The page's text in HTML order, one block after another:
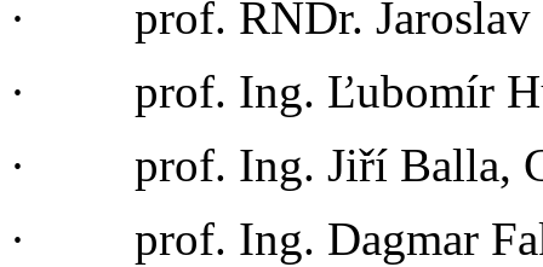
· prof. RNDr. Jaroslav
· prof. Ing. Ľubomír
· prof. Ing. Jiří Balla,
· prof. Ing. Dagmar